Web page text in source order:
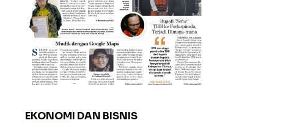
EKONOMI DAN BISNIS